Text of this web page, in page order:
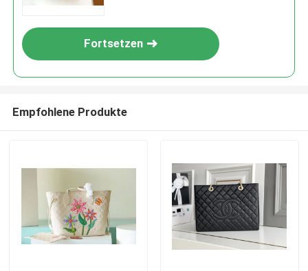
Fortsetzen
Empfohlene Produkte